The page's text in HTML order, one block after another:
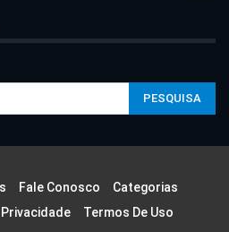
Fale Conosco
Categorias
Termos De Uso